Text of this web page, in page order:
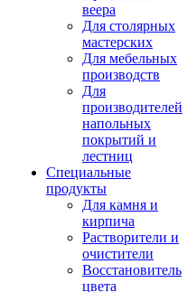
веера
Для столярных
мастерских
Для мебельных
производств
Для
производителей
напольных
покрытий и
лестниц
Специальные
продукты
Для камня и
кирпича
Растворители и
очистители
Восстановитель
цвета